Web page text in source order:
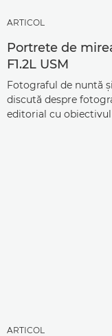
ARTICOL
Portrete de
F1.2L USM
Fotograful de nuntă
discută despre
editorial cu obiectivul
ARTICOL